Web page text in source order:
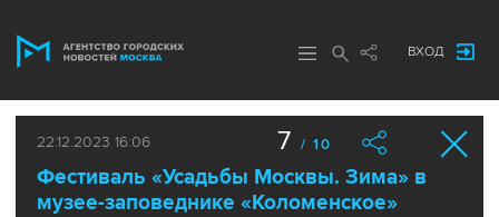
ВХОД
22.12.2023 16:06
Фестиваль «Усадьбы Москвы. Зима» в
музее-заповеднике «Коломенское»
7 / 10